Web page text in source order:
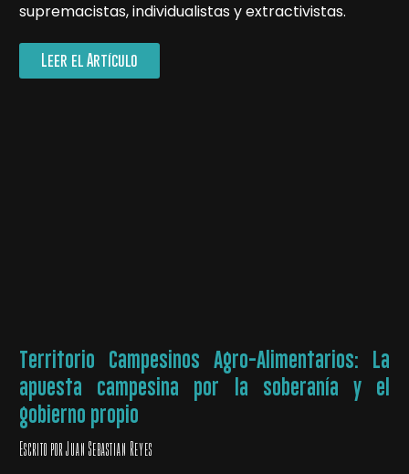
supremacistas, individualistas y extractivistas.
Leer el Artículo
Territorio Campesinos Agro-Alimentarios: La
apuesta campesina por la soberanía y el
gobierno propio
Escrito por Juan Sebastian Reyes